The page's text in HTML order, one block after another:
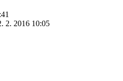
2. 2016 10:05